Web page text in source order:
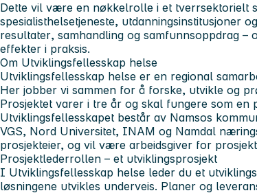
Dette vil være en nøkkelrolle i et tverrsektorielt
spesialisthelsetjeneste, utdanningsinstitusjoner
resultater, samhandling og samfunnsoppdrag –
effekter i praksis.
Om Utviklingsfellesskap helse
Utviklingsfellesskap helse er en regional
Her jobber vi sammen for å forske, utvikle og
Prosjektet varer i tre år og skal fungere som
Utviklingsfellesskapet består av Namsos
VGS, Nord Universitet, INAM og Namdal
prosjekteier, og vil være arbeidsgiver for
Prosjektlederrollen – et utviklingsprosjekt
I Utviklingsfellesskap helse leder du et
løsningene utvikles underveis. Planer og